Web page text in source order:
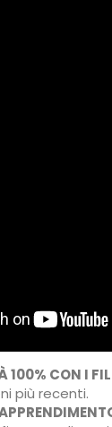
100% CON I
più recenti.